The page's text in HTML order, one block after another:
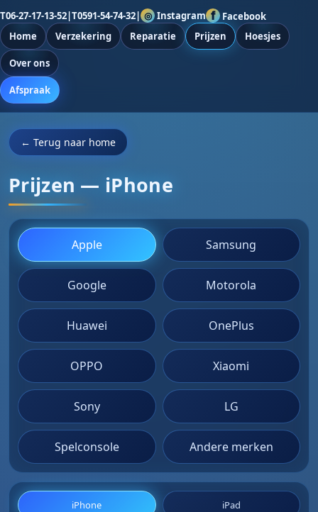
T06-27-17-13-52|T0591-54-74-32| ◎ Instagram f
Facebook
Home
Verzekering Reparatie Prijzen Hoesjes
Over ons
Afspraak
← Terug naar home
Prijzen — iPhone
Apple Samsung
Google Motorola
Huawei OnePlus
OPPO Xiaomi
Sony LG
Spelconsole Andere merken
iPhone iPad